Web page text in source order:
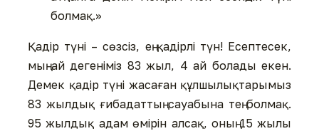
болмақ.»
Қадір түні – сөзсіз, ең қадірлі түн! Есептесек,
мың ай дегеніміз 83 жыл, 4 ай болады екен.
Демек қадір түні жасаған құлшылықтарымыз
83 жылдық ғибадаттың сауабына тең болмақ.
95 жылдық адам өмірін алсақ, оның 15 жылы